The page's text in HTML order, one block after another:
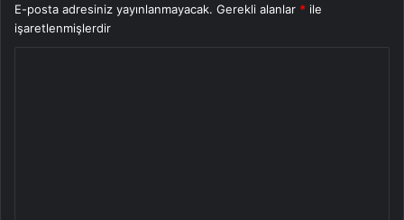
E-posta adresiniz yayınlanmayacak. Gerekli alanlar * ile
işaretlenmişlerdir